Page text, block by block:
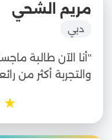
مريم الشحي
دبي
"أنا الآن طالبة
والتجربة أكثر من
★